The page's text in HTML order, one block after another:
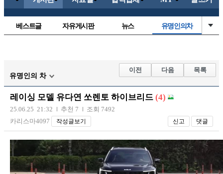
베스트글 자유게시판 뉴스 유명인의차
해외축구
국내축구
유명인의 차
이전 다음 목록
레이싱 모델 유다연 쏘렌토 하이브리드 (4)
25.06.25 21:32 추천 7
조회 7492
카리스마4097
작성글보기 신고 댓글